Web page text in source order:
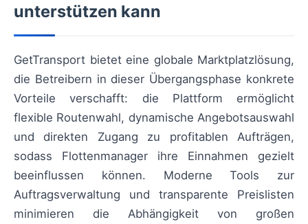
unterstützen kann
GetTransport bietet eine globale Marktplatzlösung,
die Betreibern in dieser Übergangsphase konkrete
Vorteile verschafft: die Plattform ermöglicht
flexible Routenwahl, dynamische Angebotsauswahl
und direkten Zugang zu profitablen Aufträgen,
sodass Flottenmanager ihre Einnahmen gezielt
beeinflussen können. Moderne Tools zur
Auftragsverwaltung und transparente Preislisten
minimieren die Abhängigkeit von großen